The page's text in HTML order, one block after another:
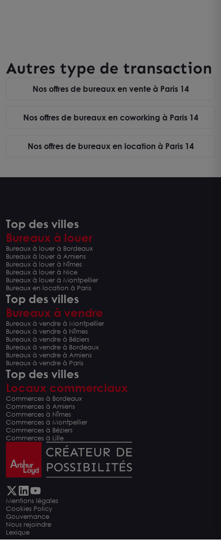
Autres type de transaction
Nos offres de bureaux en vente à Paris 14
Nos offres de bureaux en coworking à Paris 14
Nos offres de bureaux en location à Paris 14
Top des villes
Bureaux à louer
Bureaux à louer à Bordeaux
Bureaux à louer à Amiens
Bureaux à louer à Nîmes
Bureaux à louer à Nice
Bureaux à louer à Montpellier
Bureaux en location à Paris
Top des villes
Bureaux à vendre
Bureaux à vendre à Montpellier
Bureaux à vendre à Nîmes
Bureaux à vendre à Béziers
Bureaux à vendre à Bordeaux
Bureaux à vendre à Amiens
Bureaux à vendre à Paris
Top des villes
Locaux commerciaux
Commerces à Bordeaux
Commerces à Amiens
Commerces à Nîmes
Commerces à Montpellier
Commerces à Béziers
Commerces à Lille
Mentions légales
Cookies Policy
Gouvernance
Nous rejoindre
Lexique